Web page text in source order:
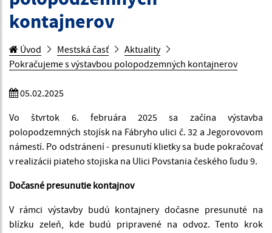
kontajnerov
Úvod Mestská časť
Aktuality
Pokračujeme s výstavbou polopodzemných kontajnerov
05.02.2025
Vo štvrtok 6. februára 2025 sa začína výstavba
polopodzemných stojísk na Fábryho ulici č. 32 a Jegorovovom
námestí. Po odstránení - presunutí klietky sa bude pokračovať
v realizácii piateho stojiska na Ulici Povstania českého ľudu 9.
Dočasné presunutie kontajnov
V rámci výstavby budú kontajnery dočasne presunuté na
blízku zeleň, kde budú pripravené na odvoz. Tento krok